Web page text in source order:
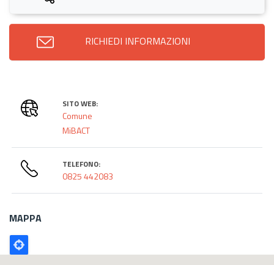
RICHIEDI INFORMAZIONI
SITO WEB:
Comune
MiBACT
TELEFONO:
0825 442083
MAPPA
Poligono
GEO